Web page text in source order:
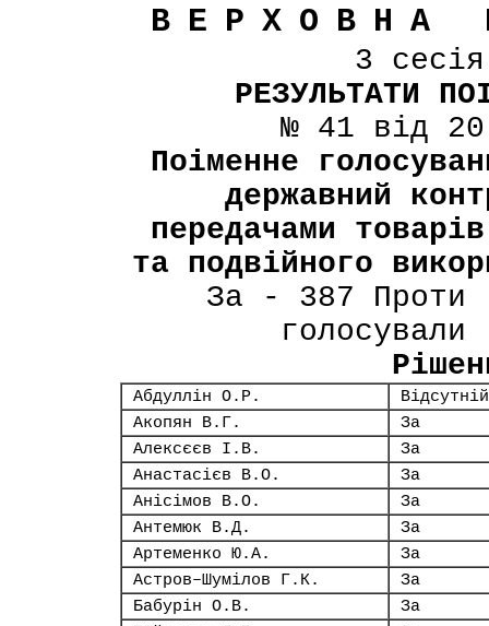
ВЕРХОВНА
3
РЕЗУЛЬТАТИ
№ 41 від
Поіменне
державний
передачами
та подвійного
За - 387 Проти
Абдуллін О.Р.
Відсутній
Акопян В.Г.
За
Алексєєв І.В.
За
Анастасієв В.О.
За
Анісімов В.О.
За
Антемюк В.Д.
За
Артеменко Ю.А.
За
Астров–Шумілов Г.К.
За
Бабурін О.В.
За